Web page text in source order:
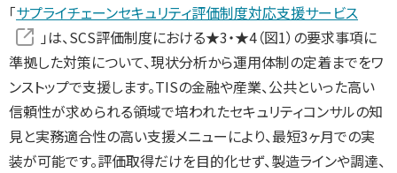
「サプライチェーンセキュリティ評価制度対応支援サービス
」は、SCS評価制度における★3・★4（図1）の要求事項に
準拠した対策について、現状分析から運用体制の定着までをワ
ンストップで支援します。TISの金融や産業、公共といった高い
信頼性が求められる領域で培われたセキュリティコンサルの知
見と実務適合性の高い支援メニューにより、最短3ヶ月での実
装が可能です。評価取得だけを目的化せず、製造ラインや調達、